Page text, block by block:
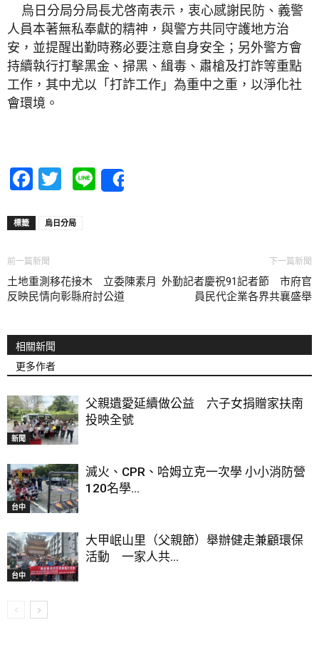
烏日分局分局長尤啓南表示，衷心感謝民防、義警
人員本著無私奉獻的精神，與警方共同守護地方治
安，並提醒出勤時務必要注意自身安全；另外警方會
持續執行打擊黑金、掃黑、緝毒、肅槍及打詐等重點
工作，其中尤以「打詐工作」為重中之重，以淨化社
會環境。
Facebook
Twitter
Line
標籤 烏日分局
前一篇新聞
土地重測移花接木 立委陳素月
反映民情向彰縣府討公道
下一篇新聞
外勤記者慶祝91記者節 市府官
員民代企業各界共襄盛舉
相關新聞
更多作者
新聞
父親遺愛延續做公益 六子女捐贈家扶南
投映全號
台中
滅火、CPR、哈姆立克一次學 小小消防營
120名學...
台中
大甲岷山里（父親節）舉辦健走兼顧環保
活動 一家人共...